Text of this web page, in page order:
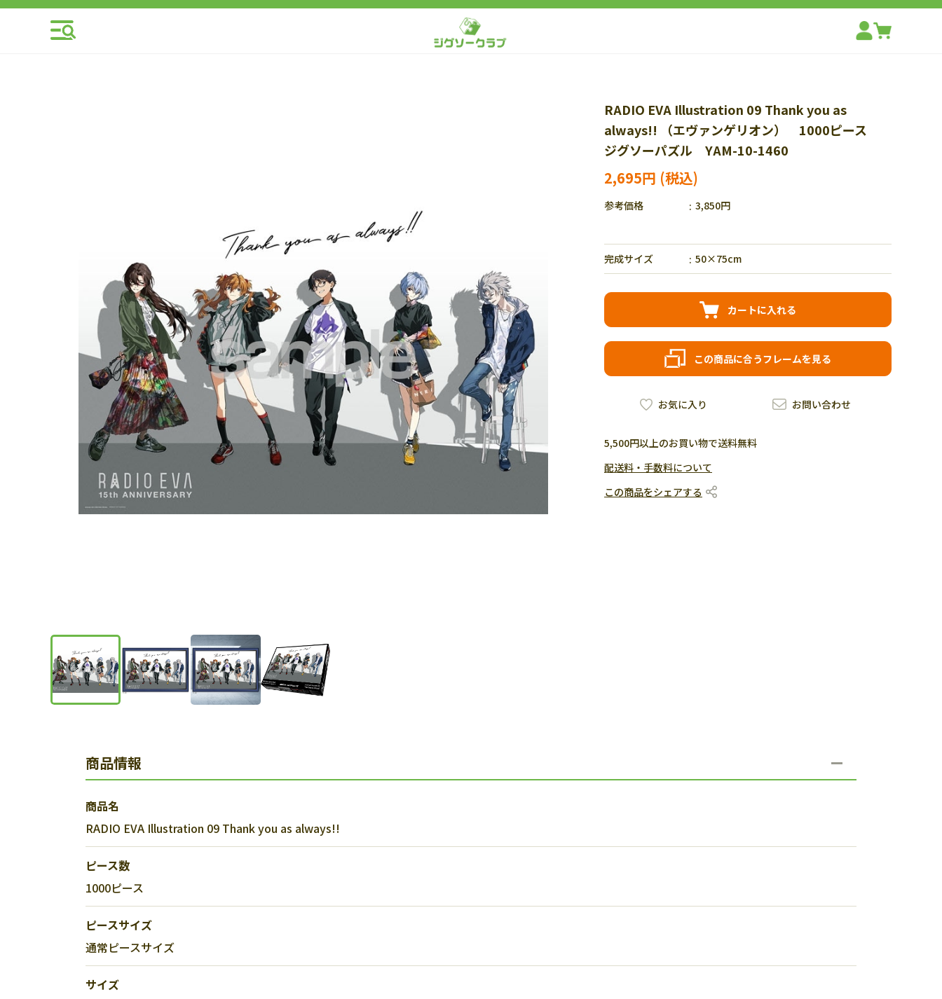
RADIO EVA Illustration 09 Thank you as
always!! （エヴァンゲリオン） 1000ピース
ジグソーパズル YAM-10-1460
2,695円
参考価格 3,850円
完成サイズ 50×75cm
カートに入れる
この商品に合うフレームを見る
お問い合わせ
お気に入り
5,500円以上のお買い物で送料無料
配送料・手数料について
この商品をシェアする
商品情報
商品名
RADIO EVA Illustration 09 Thank you as always!!
ピース数
1000ピース
ピースサイズ
通常ピースサイズ
サイズ